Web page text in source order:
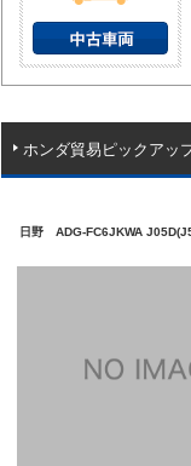
ホンダ貿易ピックアッ
日野 ADG-FC6JKWA